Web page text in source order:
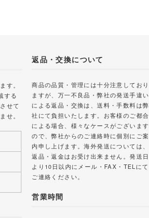
す。
する
せて
せ。
返品・交換について
商品の品質・管理には十分注意しており
ますが、万一不良品・弊社の発送手違い
による返品・交換は、送料・手数料は弊
社にて負担いたします。お客様のご都合
による場合、様々なケースがございます
ので、弊社からのご連絡時に個別にご案
内申し上げます。海外発送については、
返品・返金はお受け出来ません。発送日
より10日以内にメール・FAX・TELにて
ご連絡ください。
営業時間